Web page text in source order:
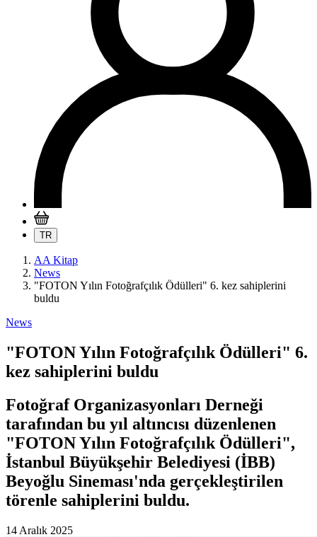
TR
AA Kitap
News
"FOTON Yılın Fotoğrafçılık Ödülleri" 6. kez sahiplerini
buldu
News
"FOTON Yılın Fotoğrafçılık Ödülleri" 6.
kez sahiplerini buldu
Fotoğraf Organizasyonları Derneği
tarafından bu yıl altıncısı düzenlenen
"FOTON Yılın Fotoğrafçılık Ödülleri",
İstanbul Büyükşehir Belediyesi (İBB)
Beyoğlu Sineması'nda gerçekleştirilen
törenle sahiplerini buldu.
14 Aralık 2025